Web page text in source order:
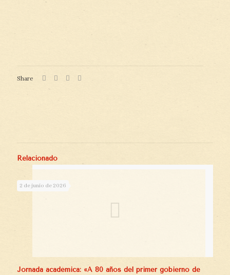
Share
Relacionado
2 de junio de 2026
Jornada académica: «A 80 años del primer gobierno de